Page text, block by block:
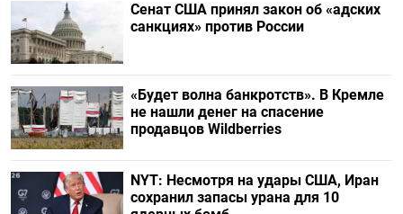
Сенат США принял закон об «адских
санкциях» против России
«Будет волна банкротств». В Кремле
не нашли денег на спасение
продавцов Wildberries
NYT: Несмотря на удары США, Иран
сохранил запасы урана для 10